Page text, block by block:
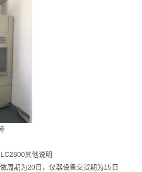
其他说明
周期为20日，仪器设备交货期为15日